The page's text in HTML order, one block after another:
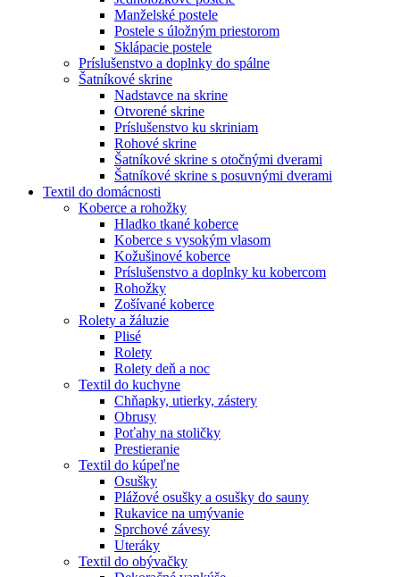
Manželské postele
Postele s úložným priestorom
Sklápacie postele
Príslušenstvo a doplnky do spálne
Šatníkové skrine
Nadstavce na skrine
Otvorené skrine
Príslušenstvo ku skriniam
Rohové skrine
Šatníkové skrine s otočnými dverami
Šatníkové skrine s posuvnými dverami
Textil do domácnosti
Koberce a rohožky
Hladko tkané koberce
Koberce s vysokým vlasom
Kožušinové koberce
Príslušenstvo a doplnky ku kobercom
Rohožky
Zošívané koberce
Rolety a žáluzie
Plisé
Rolety
Rolety deň a noc
Textil do kuchyne
Chňapky, utierky, zástery
Obrusy
Poťahy na stoličky
Prestieranie
Textil do kúpeľne
Osušky
Plážové osušky a osušky do sauny
Rukavice na umývanie
Sprchové závesy
Uteráky
Textil do obývačky